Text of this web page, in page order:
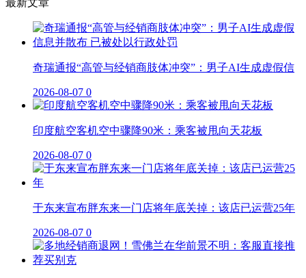
奇瑞通报“高管与经销商肢体冲突”：男子AI生成虚假信
2026-08-07 0
印度航空客机空中骤降90米：乘客被甩向天花板
2026-08-07 0
于东来宣布胖东来一门店将年底关掉：该店已运营25年
2026-08-07 0